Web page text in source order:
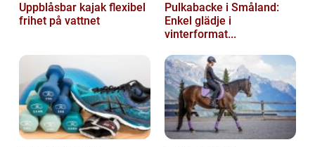
Uppblåsbar kajak flexibel
frihet på vattnet
Pulkabacke i Småland:
Enkel glädje i
vinterformat...